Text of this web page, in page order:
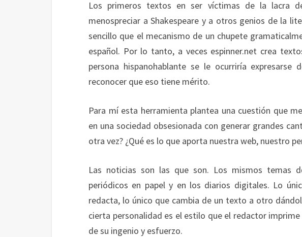
Los primeros textos en ser víctimas de la lacra
menospreciar a Shakespeare y a otros genios de la
sencillo que el mecanismo de un chupete
español. Por lo tanto, a veces espinner.net crea
persona hispanohablante se le ocurriría
reconocer que eso tiene mérito.
Para mí esta herramienta plantea una cuestión que
en una sociedad obsesionada con generar grandes
otra vez? ¿Qué es lo que aporta nuestra web, nuestro
Las noticias son las que son. Los mismos temas
periódicos en papel y en los diarios digitales. Lo
redacta, lo único que cambia de un texto a otro
cierta personalidad es el estilo que el redactor
de su ingenio y esfuerzo.